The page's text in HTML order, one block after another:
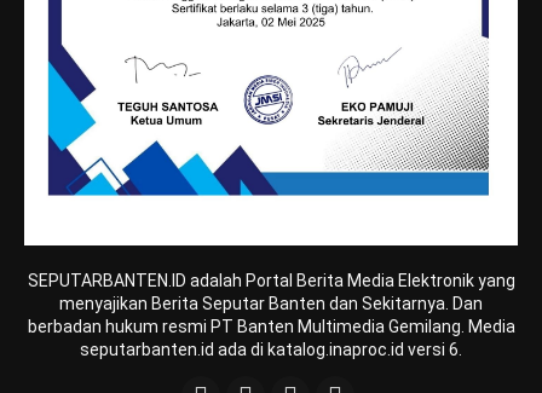
SEPUTARBANTEN.ID adalah Portal Berita Media Elektronik yang
menyajikan Berita Seputar Banten dan Sekitarnya. Dan
berbadan hukum resmi PT Banten Multimedia Gemilang. Media
seputarbanten.id ada di katalog.inaproc.id versi 6.